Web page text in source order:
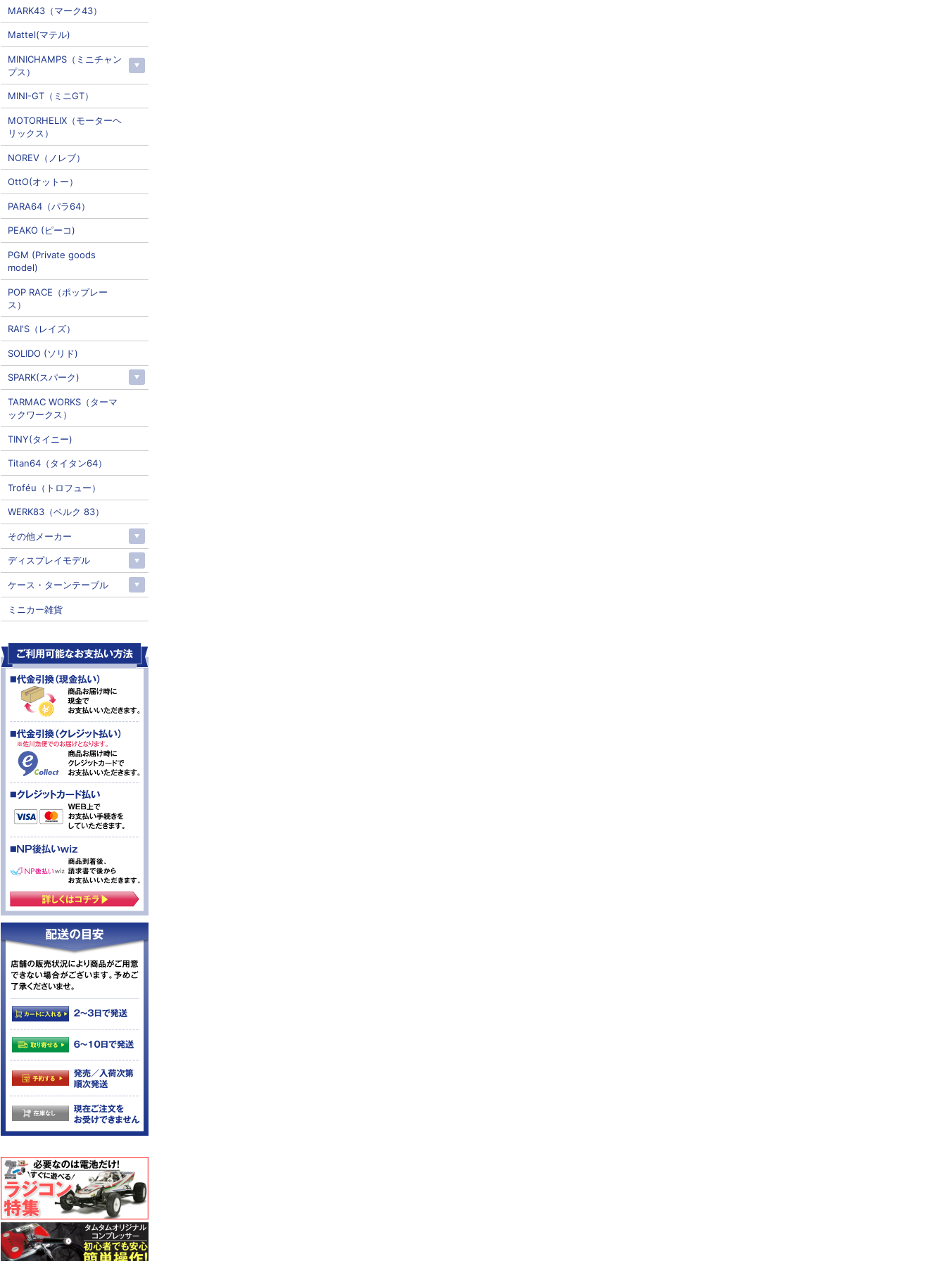
MARK43（マーク43）
Mattel(マテル)
MINICHAMPS（ミニチャン
プス）
MINI-GT（ミニGT）
MOTORHELIX（モーターヘ
リックス）
NOREV（ノレブ）
OttO(オットー）
PARA64（パラ64）
PEAKO (ピーコ)
PGM (Private goods
model)
POP RACE（ポップレー
ス）
RAI'S（レイズ）
SOLIDO (ソリド)
SPARK(スパーク)
TARMAC WORKS（ターマ
ックワークス）
TINY(タイニー)
Titan64（タイタン64）
Troféu（トロフュー）
WERK83（ベルク 83）
その他メーカー
ディスプレイモデル
ケース・ターンテーブル
ミニカー雑貨